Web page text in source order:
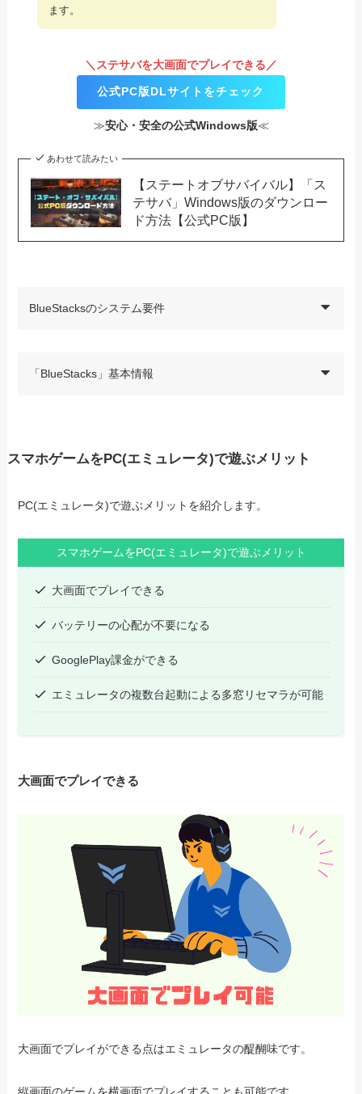
ます。
＼ステサバを大画面でプレイできる／
公式PC版DLサイトをチェック
≫安心・安全の公式Windows版≪
あわせて読みたい
【ステートオブサバイバル】「ス
テサバ」Windows版のダウンロー
ド方法【公式PC版】
BlueStacksのシステム要件
「BlueStacks」基本情報
スマホゲームをPC(エミュレータ)で遊ぶメリット
PC(エミュレータ)で遊ぶメリットを紹介します。
スマホゲームをPC(エミュレータ)で遊ぶメリット
大画面でプレイできる
バッテリーの心配が不要になる
GooglePlay課金ができる
エミュレータの複数台起動による多窓リセマラが可能
大画面でプレイできる
大画面でプレイができる点はエミュレータの醍醐味です。
縦画面のゲームを横画面でプレイすることも可能です。